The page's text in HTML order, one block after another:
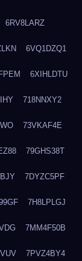
6RV8LARZ
6VQ1DZQ1
6XIHLDTU
718NNXY2
73VKAF4E
79GHS38T
7DYZC5PF
7H8LPLGJ
7MM4F50B
7PVZ4BY4